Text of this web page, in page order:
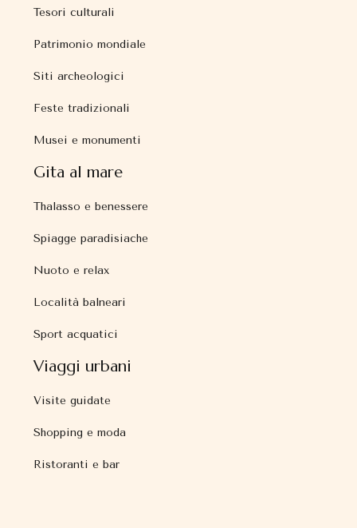
Tesori culturali
Patrimonio mondiale
Siti archeologici
Feste tradizionali
Musei e monumenti
Gita al mare
Thalasso e benessere
Spiagge paradisiache
Nuoto e relax
Località balneari
Sport acquatici
Viaggi urbani
Visite guidate
Shopping e moda
Ristoranti e bar